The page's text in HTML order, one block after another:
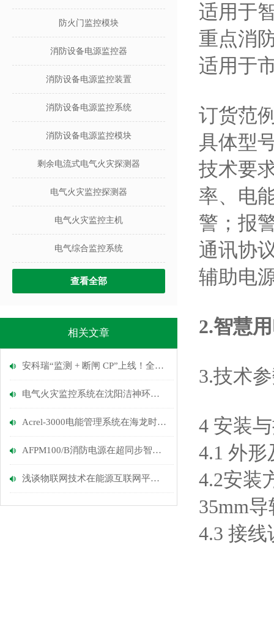
防火门监控模块
消防设备电源监控器
消防设备电源监控装置
消防设备电源监控系统
消防设备电源监控模块
剩余电流式电气火灾探测器
电气火灾监控探测器
电气火灾监控主机
电气综合监控系统
查看全部
相关文章
安科瑞“监测 + 断闸 CP”上线！全场景智能守卫，让隐患 “无处遁形”
电气火灾监控系统在沈阳洁神环境能源科技公司变电所新建工程中的应用
Acrel-3000电能管理系统在海龙时代名都商业广场的应用
AFPM100/B消防电源在超同步智能装备产业园项目的应用
浅谈物联网技术在能源互联网平台的应用
适用于
重点消
适用于
订货范
具体型
技术要
率、电
警；报
通讯协
辅助电
2.智慧
3.技术
4 安装
4.1 外
4.2安
35mm
4.3 接线